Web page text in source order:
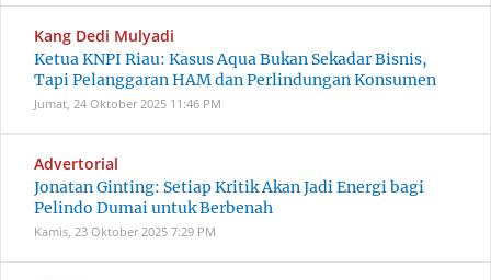
Kang Dedi Mulyadi
Ketua KNPI Riau: Kasus Aqua Bukan Sekadar Bisnis,
Tapi Pelanggaran HAM dan Perlindungan Konsumen
Jumat, 24 Oktober 2025 11:46 PM
Advertorial
Jonatan Ginting: Setiap Kritik Akan Jadi Energi bagi
Pelindo Dumai untuk Berbenah
Kamis, 23 Oktober 2025 7:29 PM